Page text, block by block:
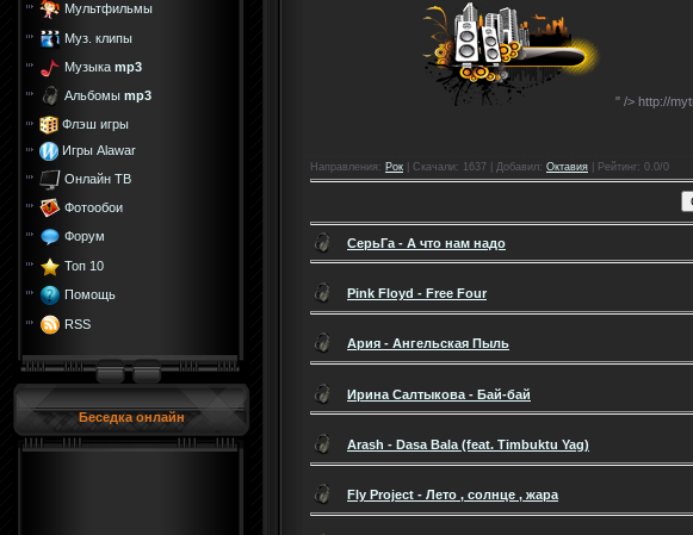
Мультфильмы
Муз. клипы
Музыка mp3
Альбомы mp3
Флэш игры
Игры Alawar
Онлайн ТВ
Фотообои
Форум
Топ 10
Помощь
RSS
Беседка онлайн
" /> http://
Направления : Рок Скачали: 1637 | Добавил: Октавия Рейтинг: 0.0/0
СерьГа - А что нам надо
Pink Floyd - Free Four
Ария - Ангельская Пыль
Ирина Салтыкова - Бай-бай
Arash - Dasa Bala (feat. Timbuktu Yag)
Fly Project - Лето , солнце , жара